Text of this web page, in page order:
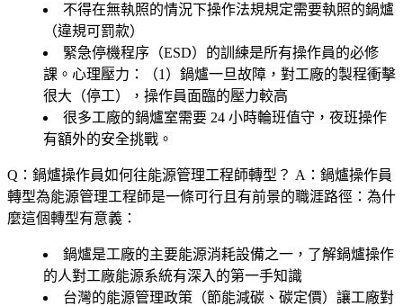
不得在無執照的情況下操作法規規定需要執照的鍋爐
（違規可罰款）
緊急停機程序（ESD）的訓練是所有操作員的必修
課。心理壓力：（1）鍋爐一旦故障，對工廠的製程衝擊
很大（停工），操作員面臨的壓力較高
很多工廠的鍋爐室需要 24 小時輪班值守，夜班操作
有額外的安全挑戰。
Q：鍋爐操作員如何往能源管理工程師轉型？ A：鍋爐操作員
轉型為能源管理工程師是一條可行且有前景的職涯路徑：為什
麼這個轉型有意義：
鍋爐是工廠的主要能源消耗設備之一，了解鍋爐操作
的人對工廠能源系統有深入的第一手知識
台灣的能源管理政策（節能減碳、碳定價）讓工廠對